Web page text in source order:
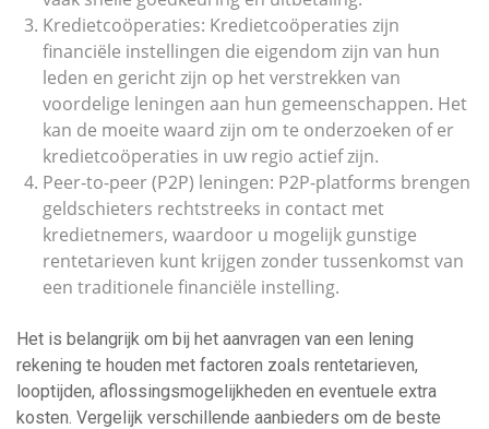
Kredietcoöperaties: Kredietcoöperaties zijn
financiële instellingen die eigendom zijn van hun
leden en gericht zijn op het verstrekken van
voordelige leningen aan hun gemeenschappen. Het
kan de moeite waard zijn om te onderzoeken of er
kredietcoöperaties in uw regio actief zijn.
Peer-to-peer (P2P) leningen: P2P-platforms brengen
geldschieters rechtstreeks in contact met
kredietnemers, waardoor u mogelijk gunstige
rentetarieven kunt krijgen zonder tussenkomst van
een traditionele financiële instelling.
Het is belangrijk om bij het aanvragen van een lening
rekening te houden met factoren zoals rentetarieven,
looptijden, aflossingsmogelijkheden en eventuele extra
kosten. Vergelijk verschillende aanbieders om de beste